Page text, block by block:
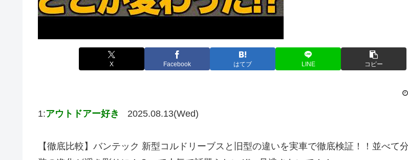
X Facebook はてブ LINE コピー
1:アウトドアー好き 2025.08.13(Wed)
【徹底比較】バンテック 新型コルドリーブスと旧型の違いを実車で徹底検証！！並べて